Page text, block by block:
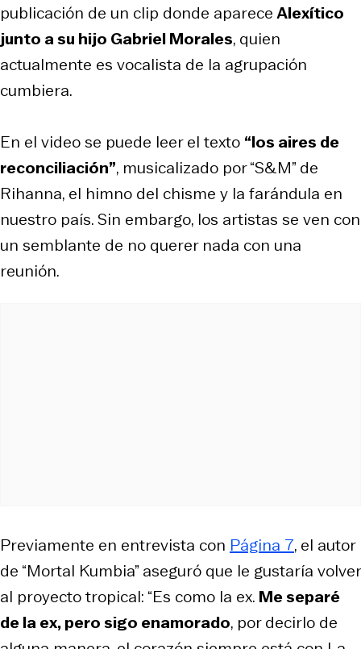
publicación de un clip donde apareceAlexítico
junto a su hijo Gabriel Morales, quien
actualmente es vocalista de la agrupación
cumbiera.
En el video se puede leer el texto “los aires de
reconciliación”, musicalizado por “S&M” de
Rihanna, el himno del chisme y la farándula en
nuestro país. Sin embargo, los artistas se ven con
un semblante de no querer nada con una
reunión.
Previamente en entrevista con Página 7, el autor
de “Mortal Kumbia” aseguró que le gustaría volver
al proyecto tropical: “Es como la ex. Me separé
de la ex, pero sigo enamorado, por decirlo de